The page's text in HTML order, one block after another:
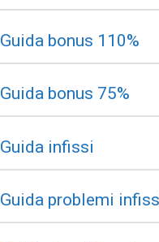
Guida bonus 110%
Guida bonus 75%
Guida infissi
Guida problemi